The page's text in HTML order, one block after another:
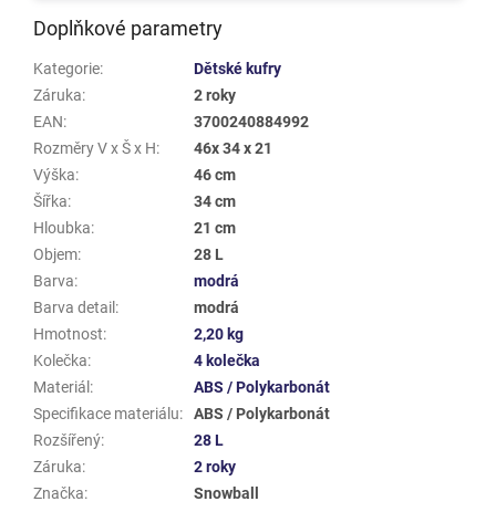
Doplňkové parametry
Kategorie:
Dětské kufry
Záruka:
2 roky
EAN:
3700240884992
Rozměry V x Š x H:
46x 34 x 21
Výška:
46 cm
Šířka:
34 cm
Hloubka:
21 cm
Objem:
28 L
Barva:
modrá
Barva detail :
modrá
Hmotnost:
2,20 kg
Kolečka:
4 kolečka
Materiál :
ABS / Polykarbonát
Specifikace materiálu:
ABS / Polykarbonát
Rozšířený:
28 L
Záruka:
2 roky
Značka: Snowball